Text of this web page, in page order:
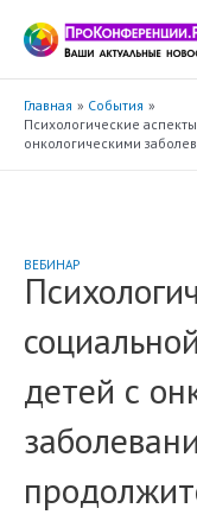
содержимому
Главная
События
Психологические
онкологическими
ВЕБИНАР
детей с